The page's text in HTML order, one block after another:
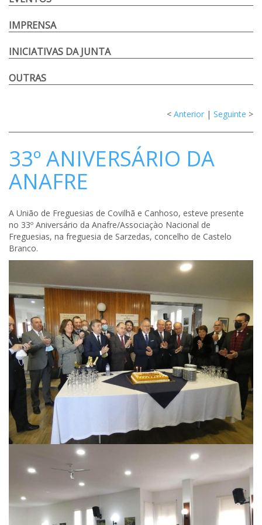
IMPRENSA
INICIATIVAS DA JUNTA
OUTRAS
< Anterior | Seguinte >
33º ANIVERSÁRIO DA
ANAFRE
A União de Freguesias de Covilhã e Canhoso, esteve presente
no 33º Aniversário da Anafre/Associaçào Nacional de
Freguesias, na freguesia de Sarzedas, concelho de Castelo
Branco.